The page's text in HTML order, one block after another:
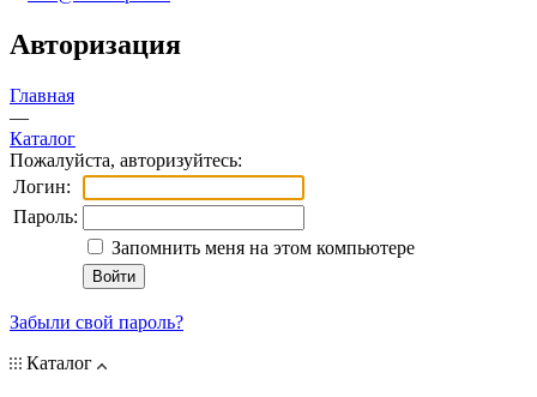
Авторизация
Главная
—
Каталог
Пожалуйста, авторизуйтесь:
Логин:
Пароль:
Запомнить меня на этом компьютере
Забыли свой пароль?
Каталог